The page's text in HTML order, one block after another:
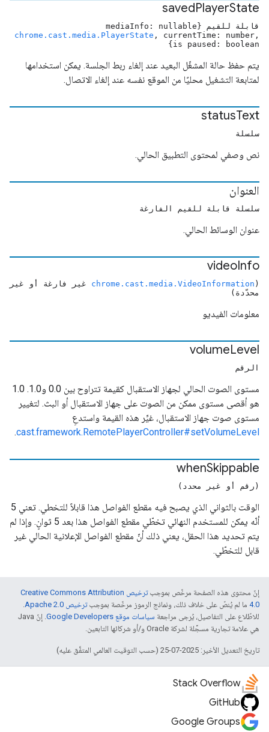
savedPlayerState
قابلة للقيم {mediaInfo: nullable
chrome.cast.media.PlayerState , currentTime: number,
is paused: boolean}
يتم حفظ حالة المشغّل البعيد عند إلغاء ربط الجلسة. يمكن استخدامها
لمتابعة التشغيل محليًا من الموقع نفسه عند إلغاء الاتصال.
statusText
سلسلة
نص وصفي لمحتوى التطبيق الحالي.
العنوان
سلسلة قابلة للقيم الفارغة
عنوان الوسائط الحالي.
videoInfo
(
chrome.cast.media.VideoInformation غير فارغة أو غير
محدّدة)
معلومات الفيديو
volumeLevel
الرقم
مستوى الصوت الحالي لجهاز الاستقبال كقيمة تتراوح بين 0.0 و1.0. 1.0
هو أقصى مستوى ممكن من الصوت على جهاز الاستقبال أو البث. لتغيير
مستوى صوت جهاز الاستقبال، غيِّر هذه القيمة واستدعِ
cast.framework.RemotePlayerController#setVolumeLevel
.
whenSkippable
(رقم أو غير محدد)
الوقت بالثواني الذي يصبح فيه مقطع الفواصل هذا قابلاً للتخطي. تعني 5
أنّه يمكن للمستخدم النهائي تخطّي مقطع الفواصل هذا بعد 5 ثوانٍ. وإذا لم
يتم تحديد هذا الحقل، يعني ذلك أنّ مقطع الفواصل الإعلانية الحالي غير
قابل للتخطّي.
إنّ محتوى هذه الصفحة مرخّص بموجب
ترخيص Creative Commons Attribution
4.0‏ ما لم يُنصّ على خلاف ذلك، ونماذج الرموز مرخّصة بموجبترخيص Apache 2.0‏
.
للاطّلاع على التفاصيل، يُرجى مراجعة سياسات موقع Google Developers‏
. إنّ Java
هي علامة تجارية مسجَّلة لشركة Oracle و/أو شركائها التابعين.
تاريخ التعديل الأخير: 2025-07-25 (حسب التوقيت العالمي المتفَّق عليه)
Stack Overflow
GitHub
Google Groups